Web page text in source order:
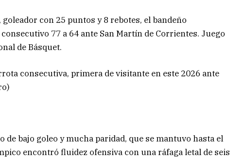
goleador con 25 puntos y 8 rebotes, el bandeño
77 a 64 ante San Martín de Corrientes. Juego
de Básquet.
consecutiva, primera de visitante en este 2026 ante
bajo goleo y mucha paridad, que se mantuvo hasta el
encontró fluidez ofensiva con una ráfaga letal de seis